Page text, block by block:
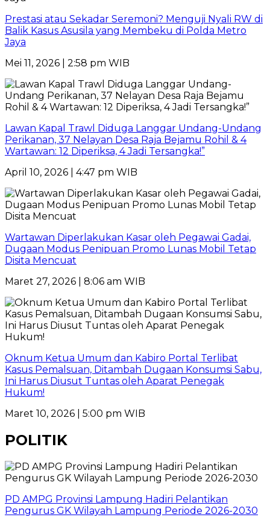
Prestasi atau Sekadar Seremoni? Menguji Nyali RW di
Balik Kasus Asusila yang Membeku di Polda Metro
Jaya
Mei 11, 2026 | 2:58 pm WIB
Lawan Kapal Trawl Diduga Langgar Undang-Undang
Perikanan, 37 Nelayan Desa Raja Bejamu Rohil & 4
Wartawan: 12 Diperiksa, 4 Jadi Tersangka!”
April 10, 2026 | 4:47 pm WIB
Wartawan Diperlakukan Kasar oleh Pegawai Gadai,
Dugaan Modus Penipuan Promo Lunas Mobil Tetap
Disita Mencuat
Maret 27, 2026 | 8:06 am WIB
Oknum Ketua Umum dan Kabiro Portal Terlibat
Kasus Pemalsuan, Ditambah Dugaan Konsumsi Sabu,
Ini Harus Diusut Tuntas oleh Aparat Penegak
Hukum!
Maret 10, 2026 | 5:00 pm WIB
POLITIK
PD AMPG Provinsi Lampung Hadiri Pelantikan
Pengurus GK Wilayah Lampung Periode 2026-2030